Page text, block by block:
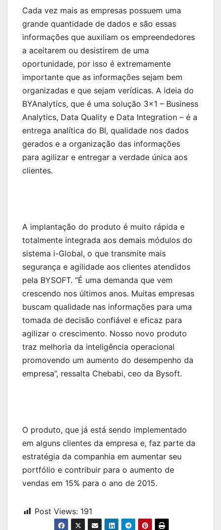
Cada vez mais as empresas possuem uma
grande quantidade de dados e são essas
informações que auxiliam os empreendedores
a aceitarem ou desistirem de uma
oportunidade, por isso é extremamente
importante que as informações sejam bem
organizadas e que sejam verídicas. A ideia do
BYAnalytics, que é uma solução 3×1 – Business
Analytics, Data Quality e Data Integration – é a
entrega analítica do BI, qualidade nos dados
gerados e a organização das informações
para agilizar e entregar a verdade única aos
clientes.
A implantação do produto é muito rápida e
totalmente integrada aos demais módulos do
sistema i-Global, o que transmite mais
segurança e agilidade aos clientes atendidos
pela BYSOFT. “É uma demanda que vem
crescendo nos últimos anos. Muitas empresas
buscam qualidade nas informações para uma
tomada de decisão confiável e eficaz para
agilizar o crescimento. Nosso novo produto
traz melhoria da inteligência operacional
promovendo um aumento do desempenho da
empresa”, ressalta Chebabi, ceo da Bysoft.
O produto, que já está sendo implementado
em alguns clientes da empresa e, faz parte da
estratégia da companhia em aumentar seu
portfólio e contribuir para o aumento de
vendas em 15% para o ano de 2015.
Post Views: 191